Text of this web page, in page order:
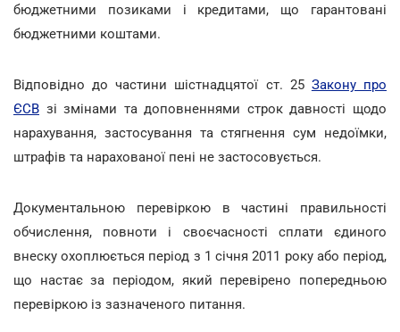
бюджетними позиками і кредитами, що гарантовані
бюджетними коштами.
Відповідно до частини шістнадцятої ст. 25 Закону про
ЄСВ зі змінами та доповненнями строк давності щодо
нарахування, застосування та стягнення сум недоїмки,
штрафів та нарахованої пені не застосовується.
Документальною перевіркою в частині правильності
обчислення, повноти і своєчасності сплати єдиного
внеску охоплюється період з 1 січня 2011 року або період,
що настає за періодом, який перевірено попередньою
перевіркою із зазначеного питання.